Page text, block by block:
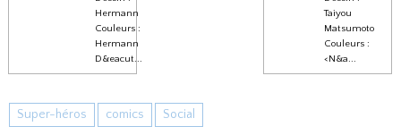
Hermann
Couleurs :
Hermann
D&eacut...
Taiyou
Matsumoto
Couleurs :
<N&a...
Super-héros comics Social